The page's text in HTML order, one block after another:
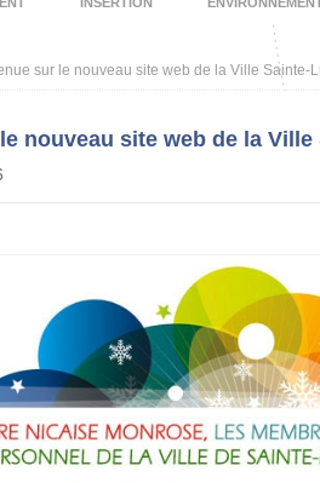
sur le nouveau site web de la Ville Sainte-
nouveau site web de la Ville